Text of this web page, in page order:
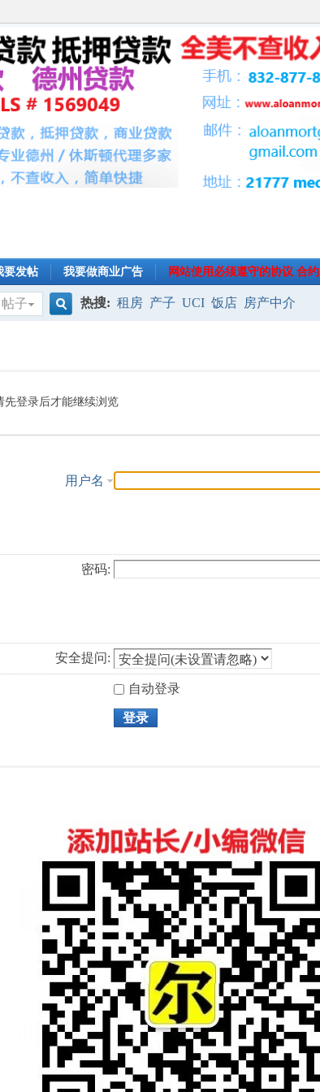
要发帖 我要做商业广告 网站使用必须遵守的协议 合约
帖子
索
热搜: 租房 产子 UCI 饭店 房产中介
先登录后才能继续浏览
用户名
密码:
安全提问:
自动登录
登录